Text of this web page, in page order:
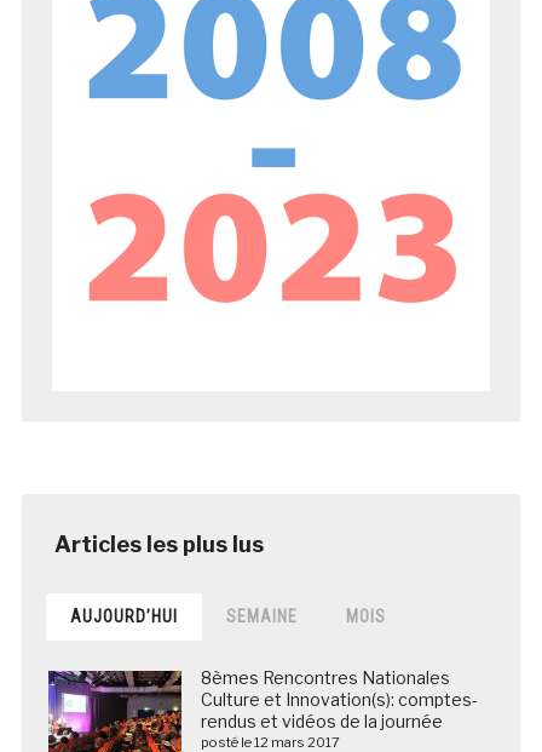
AUJOURD’HUI SEMAINE MOIS
8èmes Rencontres Nationales
Culture et Innovation(s): comptes-
rendus et vidéos de la journée
posté le 12 mars 2017